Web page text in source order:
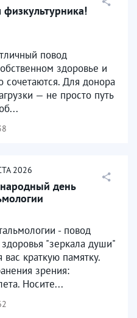
повод
здоровье и
Для донора
— не просто путь
2026
день
- повод
"зеркала души"
краткую памятку.
зрения:
Носите...